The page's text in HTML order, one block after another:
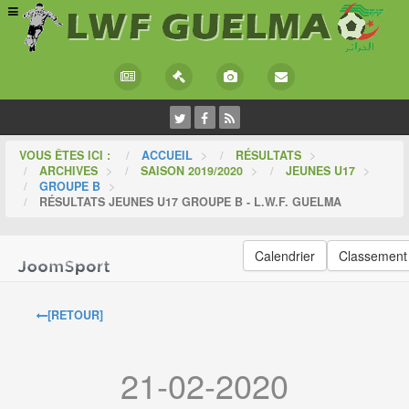
VOUS ÊTES ICI : ACCUEIL > RÉSULTATS >
ARCHIVES > SAISON 2019/2020 > JEUNES U17 >
GROUPE B >
RÉSULTATS JEUNES U17 GROUPE B - L.W.F. GUELMA
Calendrier Classement
[RETOUR]
21-02-2020